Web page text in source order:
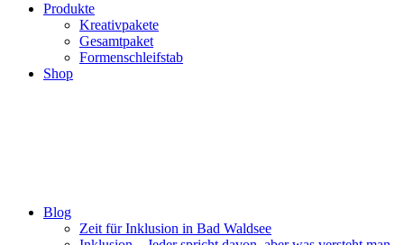
Produkte
Kreativpakete
Gesamtpaket
Formenschleifstab
Shop
Blog
Zeit für Inklusion in Bad Waldsee